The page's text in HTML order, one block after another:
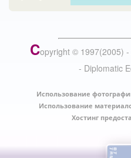
Copyright © 1997(2005) -
- Diplomatic
Использование
Использование
Хостинг